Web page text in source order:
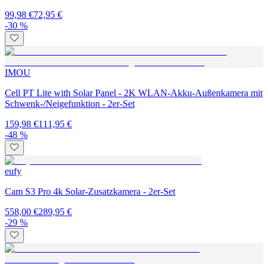
99,98 €72,95 €
-30 %
IMOU
Cell PT Lite with Solar Panel - 2K WLAN-Akku-Außenkamera mit
Schwenk-/Neigefunktion - 2er-Set
159,98 €111,95 €
-48 %
eufy
Cam S3 Pro 4k Solar-Zusatzkamera - 2er-Set
558,00 €289,95 €
-29 %